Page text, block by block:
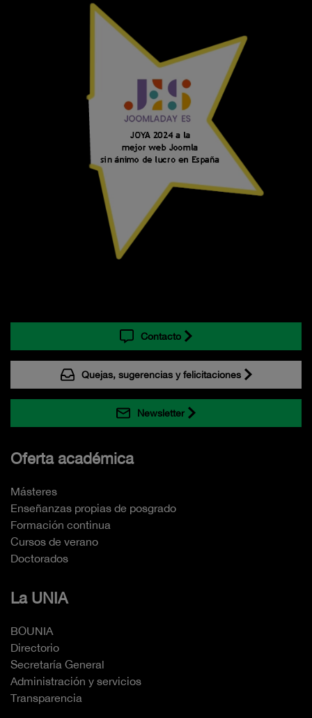
Contacto
Quejas, sugerencias y felicitaciones
Newsletter
Oferta académica
Másteres
Enseñanzas propias de posgrado
Formación continua
Cursos de verano
Doctorados
La UNIA
BOUNIA
Directorio
Secretaría General
Administración y servicios
Transparencia